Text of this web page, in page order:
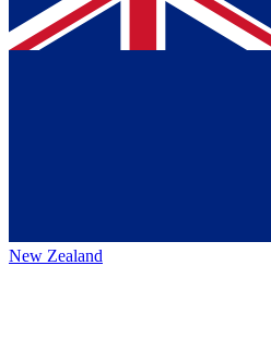
New Zealand